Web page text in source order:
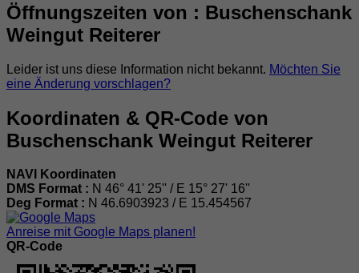
Öffnungszeiten von : Buschenschank
Weingut Reiterer
Leider ist uns diese Information nicht bekannt. Möchten Sie
eine Änderung vorschlagen?
Koordinaten & QR-Code von
Buschenschank Weingut Reiterer
NAVI Koordinaten
DMS Format : N 46° 41' 25'' / E 15° 27' 16''
Deg Format : N 46.6903923 / E 15.454567
Anreise mit Google Maps planen!
QR-Code